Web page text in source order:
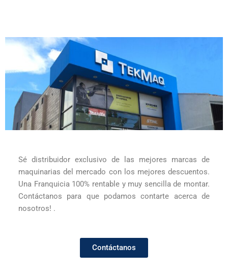
Sé distribuidor exclusivo de las mejores marcas de
maquinarias del mercado con los mejores descuentos.
Una Franquicia 100% rentable y muy sencilla de montar.
Contáctanos para que podamos contarte acerca de